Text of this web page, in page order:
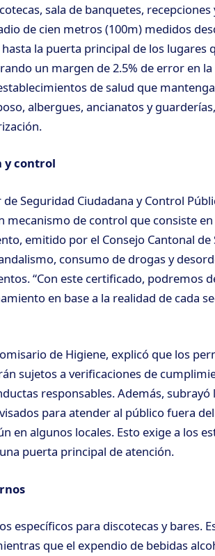
sala de banquetes,
de cien metros (100m) medidos
la puerta principal de los lugares
un margen de 2.5% de error en
de salud que
albergues, ancianatos y
y control
Seguridad Ciudadana y Control
mecanismo de control que consiste
emitido por el Consejo Cantonal de
consumo de drogas y
“Con este certificado, podremos
en base a la realidad de cada
de Higiene, explicó que los
sujetos a verificaciones de
responsables. Además,
para atender al público fuera
en algunos locales. Esto exige a los
puerta principal de atención.
específicos para discotecas y bares.
que el expendio de bebidas